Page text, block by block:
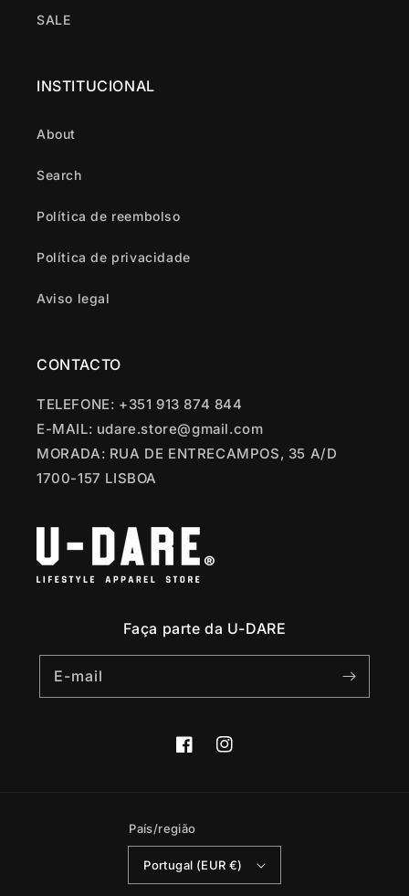
SALE
INSTITUCIONAL
About
Search
Política de reembolso
Política de privacidade
Aviso legal
CONTACTO
TELEFONE: +351 913 874 844
E-MAIL: udare.store@gmail.com
MORADA: RUA DE ENTRECAMPOS, 35 A/D
1700-157 LISBOA
Faça parte da U-DARE
E-mail
FacebookInstagram
País/região
Portugal (EUR €)